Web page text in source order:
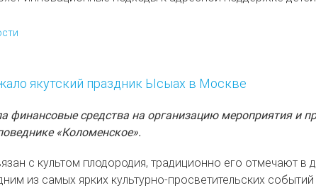
якутский праздник Ысыах в Москве
финансовые средства на организацию мероприятия и
«Коломенское».
с культом плодородия, традиционно его отмечают в
из самых ярких культурно-просветительских